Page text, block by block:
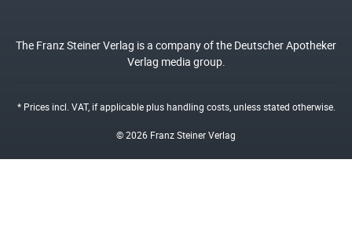
The Franz Steiner Verlag is a company of the Deutscher Apotheker
Verlag media group.
* Prices incl. VAT, if applicable plushandling costs, unless stated otherwise.
© 2026 Franz Steiner Verlag